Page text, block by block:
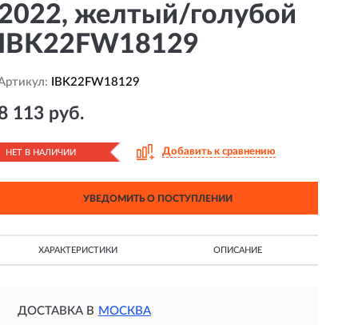
желтый/голубой
IBK22FW18129
113 руб.
НЕТ В НАЛИЧИИ Добавить к сравнению
УВЕДОМИТЬ О ПОСТУПЛЕНИИ
ХАРАКТЕРИСТИКИ ОПИСАНИЕ
ДОСТАВКА В МОСКВА